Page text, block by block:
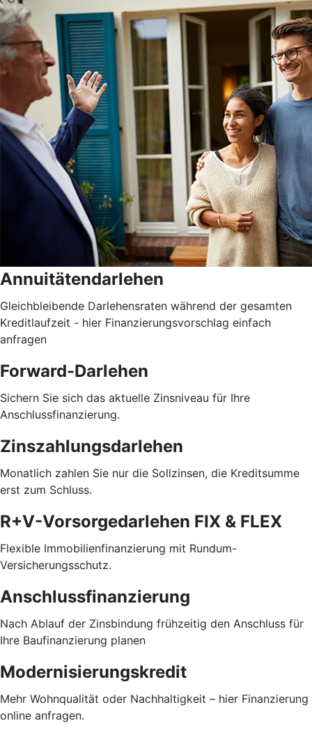
Annuitätendarlehen
Gleichbleibende Darlehensraten während der gesamten
Kreditlaufzeit - hier Finanzierungsvorschlag einfach
anfragen
Forward-Darlehen
Sichern Sie sich das aktuelle Zinsniveau für Ihre
Anschlussfinanzierung.
Zinszahlungsdarlehen
Monatlich zahlen Sie nur die Sollzinsen, die Kreditsumme
erst zum Schluss.
R+V-Vorsorgedarlehen FIX & FLEX
Flexible Immobilienfinanzierung mit Rundum-
Versicherungsschutz.
Anschlussfinanzierung
Nach Ablauf der Zinsbindung frühzeitig den Anschluss für
Ihre Baufinanzierung planen
Modernisierungskredit
Mehr Wohnqualität oder Nachhaltigkeit – hier Finanzierung
online anfragen.